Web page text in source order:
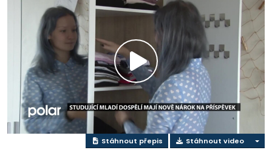
Přehrát
video
Stáhnout přepis Stáhnout video